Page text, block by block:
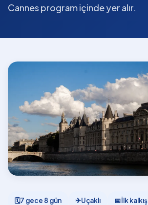
Cannes program içinde yer alır.
🗓7 gece 8 gün ✈Uçaklı 📅İlk kalkış